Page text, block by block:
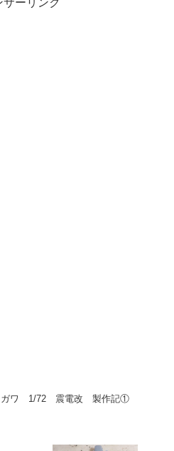
サーリンク
ガワ 1/72 震電改 製作記①